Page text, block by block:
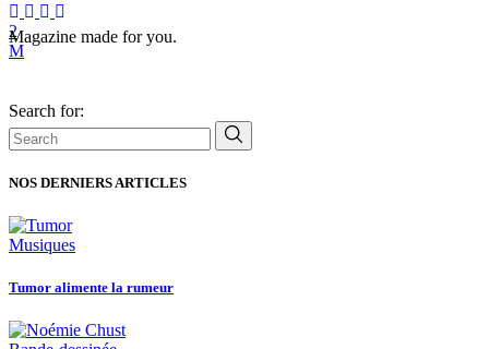
Magazine made for you.
Search for:
NOS DERNIERS ARTICLES
Musiques
Tumor alimente la rumeur